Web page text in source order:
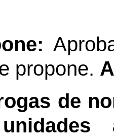
propone.
de